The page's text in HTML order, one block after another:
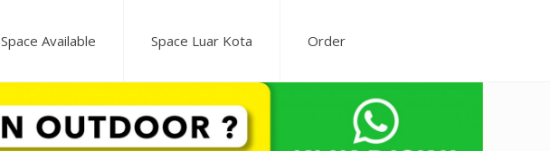
Space Available Space Luar Kota Order